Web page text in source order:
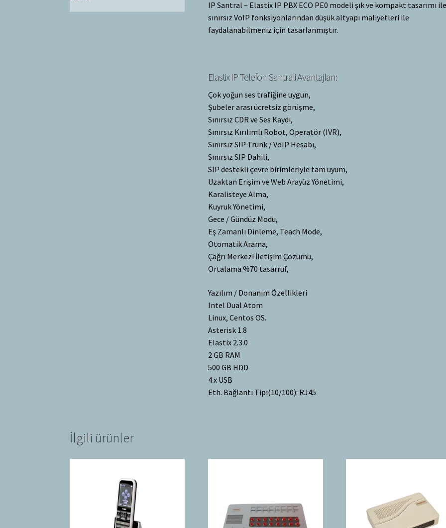
IP Santral – Elastix IP PBX ECO PE0 modeli şık ve kompakt tasarımı ile
sınırsız VoIP fonksiyonlarından düşük altyapı maliyetleri ile
faydalanabilmeniz için tasarlanmıştır.
Elastix IP Telefon Santrali Avantajları:
Çok yoğun ses trafiğine uygun,
Şubeler arası ücretsiz görüşme,
Sınırsız CDR ve Ses Kaydı,
Sınırsız Kırılımlı Robot, Operatör (IVR),
Sınırsız SIP Trunk / VoIP Hesabı,
Sınırsız SIP Dahili,
SIP destekli çevre birimleriyle tam uyum,
Uzaktan Erişim ve Web Arayüz Yönetimi,
Karalisteye Alma,
Kuyruk Yönetimi,
Gece / Gündüz Modu,
Eş Zamanlı Dinleme, Teach Mode,
Otomatik Arama,
Çağrı Merkezi İletişim Çözümü,
Ortalama %70 tasarruf,
Yazılım / Donanım Özellikleri
Intel Dual Atom
Linux, Centos OS.
Asterisk 1.8
Elastix 2.3.0
2 GB RAM
500 GB HDD
4 x USB
Eth. Bağlantı Tipi(10/100): RJ45
İlgili ürünler